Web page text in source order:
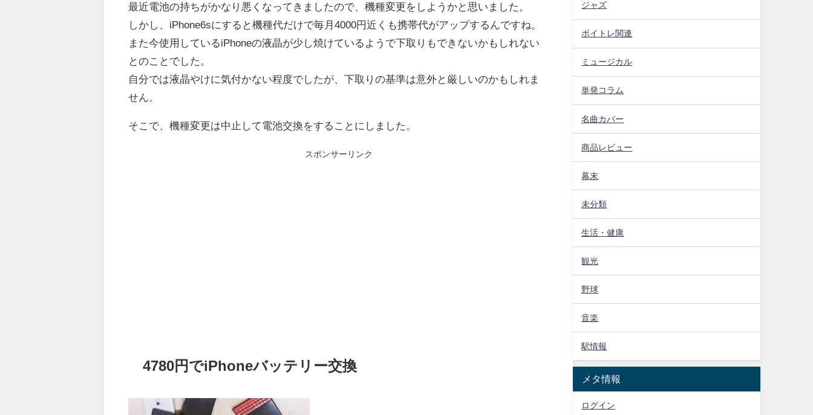
最近電池の持ちがかなり悪くなってきましたので、機種変更をしようかと思いました。
しかし、iPhone6sにすると機種代だけで毎月4000円近くも携帯代がアップするんですね。
また今使用しているiPhoneの液晶が少し焼けているようで下取りもできないかもしれない
とのことでした。
自分では液晶やけに気付かない程度でしたが、下取りの基準は意外と厳しいのかもしれま
せん。
そこで、機種変更は中止して電池交換をすることにしました。
スポンサーリンク
4780円でiPhoneバッテリー交換
ジャズ
ボイトレ関連
ミュージカル
単発コラム
名曲カバー
商品レビュー
幕末
未分類
生活・健康
観光
野球
音楽
駅情報
メタ情報
ログイン